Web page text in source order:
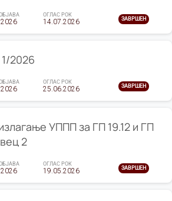
ОГЛАС РОК
14.07.2026 ЗАВРШЕН
2026
ОГЛАС РОК
25.06.2026 ЗАВРШЕН
УППП за ГП 19.12 и ГП
2
ОГЛАС РОК
19.05.2026 ЗАВРШЕН